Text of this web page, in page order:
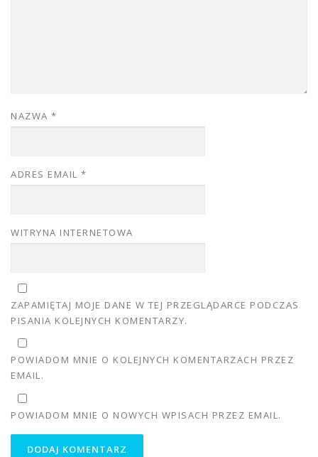
NAZWA *
ADRES EMAIL *
WITRYNA INTERNETOWA
ZAPAMIĘTAJ MOJE DANE W TEJ PRZEGLĄDARCE PODCZAS
PISANIA KOLEJNYCH KOMENTARZY.
POWIADOM MNIE O KOLEJNYCH KOMENTARZACH PRZEZ
EMAIL.
POWIADOM MNIE O NOWYCH WPISACH PRZEZ EMAIL.